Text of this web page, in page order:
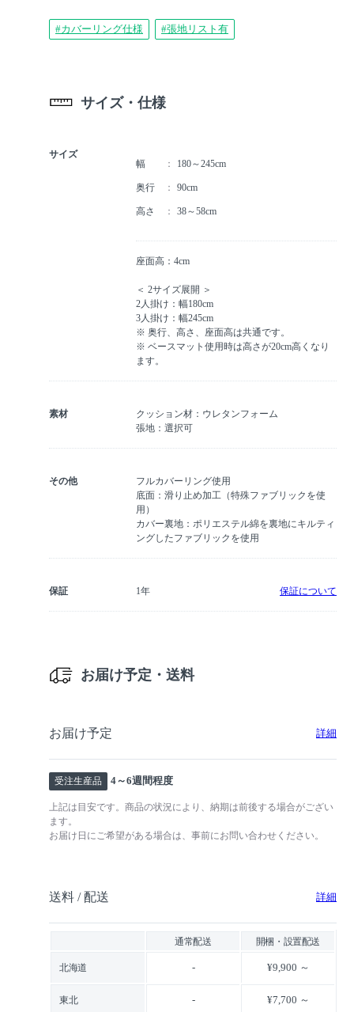
#カバーリング仕様 #張地リスト有
サイズ・仕様
サイズ
幅
180～245cm
奥行 90cm
高さ 38～58cm
座面高：4cm
＜ 2サイズ展開 ＞
2人掛け：幅180cm
3人掛け：幅245cm
※ 奥行、高さ、座面高は共通です。
※ ベースマット使用時は高さが20cm高くなり
ます。
素材
クッション材：ウレタンフォーム
張地：選択可
その他
フルカバーリング使用
底面：滑り止め加工（特殊ファブリックを使
用）
カバー裏地：ポリエステル綿を裏地にキルティ
ングしたファブリックを使用
保証 1年 保証について
お届け予定・送料
お届け予定 詳細
受注生産品 4～6週間程度
上記は目安です。商品の状況により、納期は前後する場合がござい
ます。
お届け日にご希望がある場合は、事前にお問い合わせください。
送料 / 配送 詳細
通常配送 開梱・設置配送
北海道 - ¥9,900 ～
東北 - ¥7,700 ～